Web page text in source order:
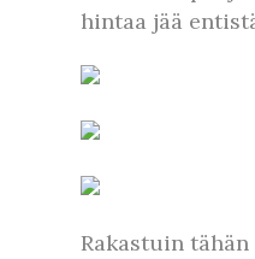
hintaa jää
Rakastuin